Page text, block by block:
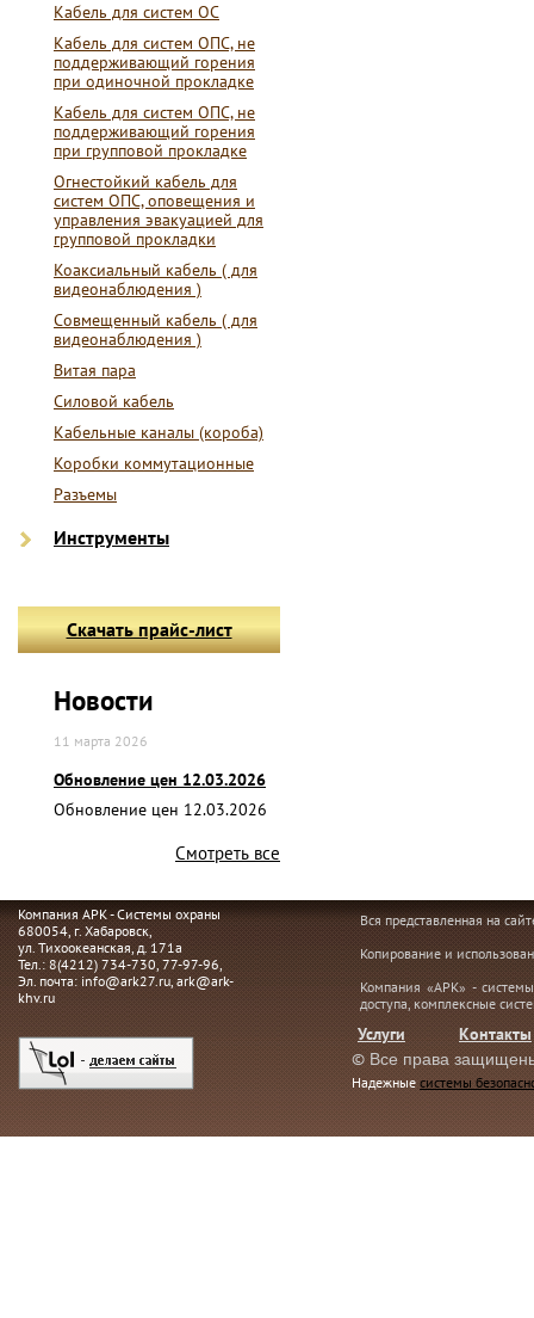
Кабель для систем ОС
Кабель для систем ОПС, не
поддерживающий горения
при одиночной прокладке
Кабель для систем ОПС, не
поддерживающий горения
при групповой прокладке
Огнестойкий кабель для
систем ОПС, оповещения и
управления эвакуацией для
групповой прокладки
Коаксиальный кабель ( для
видеонаблюдения )
Совмещенный кабель ( для
видеонаблюдения )
Витая пара
Силовой кабель
Кабельные каналы (короба)
Коробки коммутационные
Разъемы
Инструменты
Скачать прайс-лист
Новости
11 марта 2026
Обновление цен 12.03.2026
Обновление цен 12.03.2026
Смотреть все
Компания АРК - Системы охраны
680054, г. Хабаровск,
ул. Тихоокеанская, д. 171а
Тел.: 8(4212) 734-730, 77-97-96,
Эл. почта: info@ark27.ru, ark@ark-
khv.ru
Вся представленная на
Копирование и
Компания «АРК» -
доступа, комплексные
Услуги
Контакты
© Все права
Надежные системы